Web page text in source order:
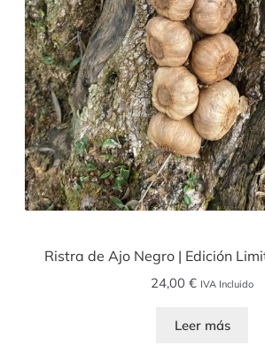
Ristra de Ajo Negro | Edición
24,00 € IVA Incluido
Leer más